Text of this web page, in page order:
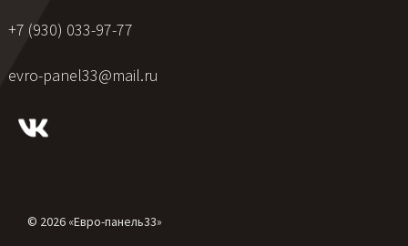
+7 (930) 033-97-77
evro-panel33@mail.ru
© 2026 «Евро-панель33»